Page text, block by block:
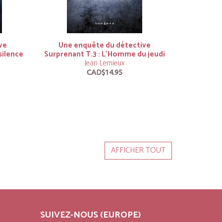
Une enquête du détective
Surprenant T.3 : L’Homme du jeudi
Jean Lemieux
CAD$14.95
AFFICHER TOUT
SUIVEZ-NOUS (EUROPE)